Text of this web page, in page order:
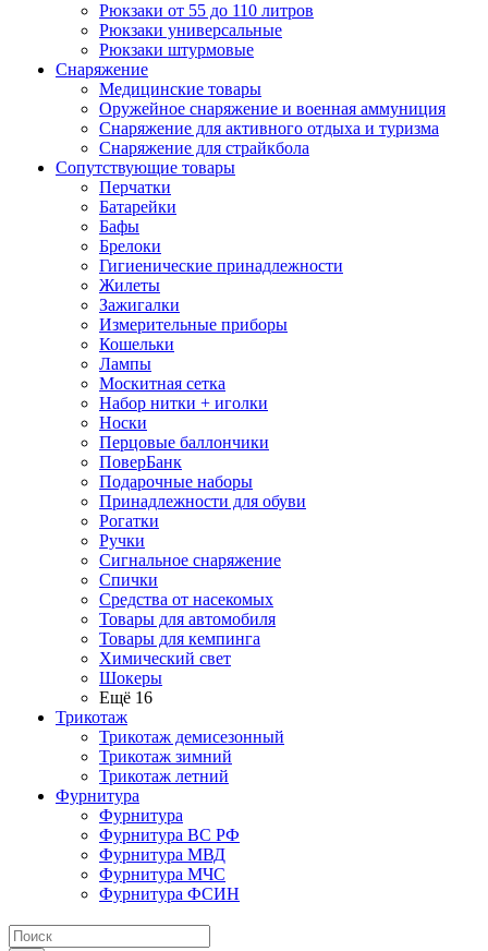
Рюкзаки от 55 до 110 литров
Рюкзаки универсальные
Рюкзаки штурмовые
Снаряжение
Медицинские товары
Оружейное снаряжение и военная аммуниция
Снаряжение для активного отдыха и туризма
Снаряжение для страйкбола
Сопутствующие товары
Перчатки
Батарейки
Бафы
Брелоки
Гигиенические принадлежности
Жилеты
Зажигалки
Измерительные приборы
Кошельки
Лампы
Москитная сетка
Набор нитки + иголки
Носки
Перцовые баллончики
ПоверБанк
Подарочные наборы
Принадлежности для обуви
Рогатки
Ручки
Сигнальное снаряжение
Спички
Средства от насекомых
Товары для автомобиля
Товары для кемпинга
Химический свет
Шокеры
Ещё 16
Трикотаж
Трикотаж демисезонный
Трикотаж зимний
Трикотаж летний
Фурнитура
Фурнитура
Фурнитура ВС РФ
Фурнитура МВД
Фурнитура МЧС
Фурнитура ФСИН